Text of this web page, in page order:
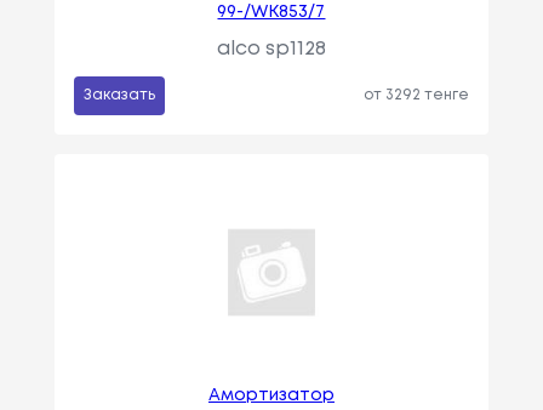
99-/WK853/7
alco sp1128
Заказать от 3292 тенге
Амортизатор